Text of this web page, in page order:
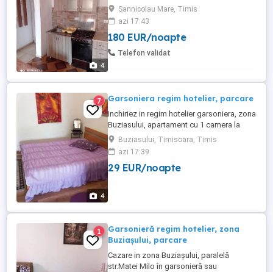
4
frigider, cuptor cu aragaz, mai multe
detalii la telefon.
Sannicolau Mare, Timis
azi 17:43
180 EUR/noapte
Telefon validat
4
7 Garsoniera regim hotelier, parcare
Inchiriez in regim hotelier garsoniera, zona
Buziasului, apartament cu 1 camera la
etajul 1 Dispune de pat matrimonial +1
fotoliu pat, masina de spalat, baie cu dus.
Parcare in fata imobilului, internet wifi, Tv.
Pret de la 150 lei noapte min.2 nopti (1-2
Buziasului, Timisoara, Timis
azi 17:39
29 EUR/noapte
1
Garsonieră regim hotelier, zona
Buziașului, parcare
Cazare in zona Buziașului, paralelă
str.Matei Milo în garsonieră sau